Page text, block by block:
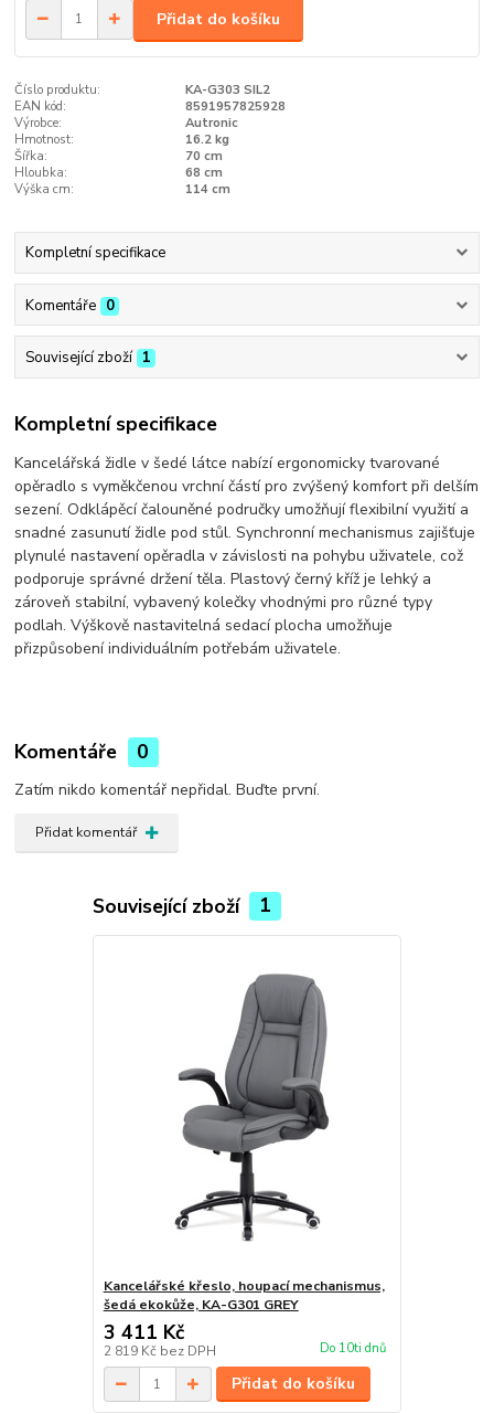
Přidat do košíku
Číslo produktu:
KA-G303 SIL2
EAN kód:
8591957825928
Výrobce:
Autronic
Hmotnost:
16.2 kg
Šířka:
70 cm
Hloubka:
68 cm
Výška cm:
114 cm
Kompletní specifikace
Komentáře 0
Související zboží 1
Kompletní specifikace
Kancelářská židle v šedé látce nabízí ergonomicky tvarované
opěradlo s vyměkčenou vrchní částí pro zvýšený komfort při delším
sezení. Odklápěcí čalouněné područky umožňují flexibilní využití a
snadné zasunutí židle pod stůl. Synchronní mechanismus zajišťuje
plynulé nastavení opěradla v závislosti na pohybu uživatele, což
podporuje správné držení těla. Plastový černý kříž je lehký a
zároveň stabilní, vybavený kolečky vhodnými pro různé typy
podlah. Výškově nastavitelná sedací plocha umožňuje
přizpůsobení individuálním potřebám uživatele.
Komentáře 0
Zatím nikdo komentář nepřidal. Buďte první.
Přidat komentář
Související zboží 1
Kancelářské křeslo, houpací mechanismus,
šedá ekokůže, KA-G301 GREY
3 411 Kč
2 819 Kč bez DPH Do 10ti dnů
Přidat do košíku